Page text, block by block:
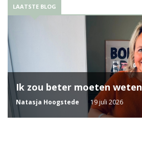
LAATSTE BLOG
Ik zou beter moeten weten
Natasja Hoogstede 19 juli 2026